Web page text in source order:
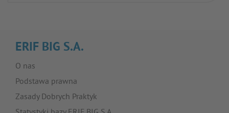
ERIF BIG S.A.
O nas
Podstawa prawna
Zasady Dobrych Praktyk